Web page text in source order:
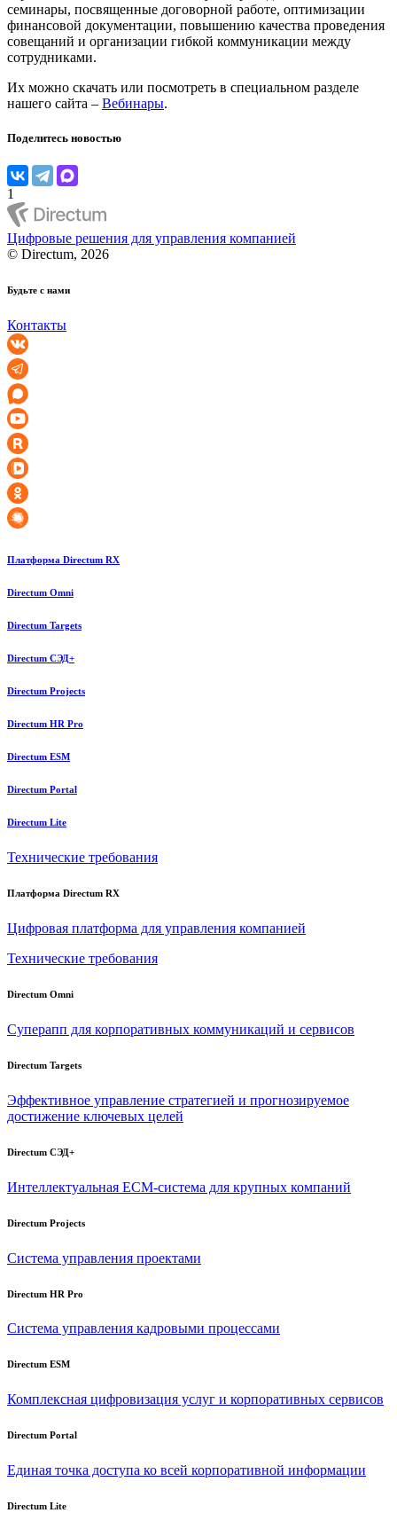
семинары, посвященные договорной работе, оптимизации
финансовой документации, повышению качества проведения
совещаний и организации гибкой коммуникации между
сотрудниками.
Их можно скачать или посмотреть в специальном разделе
нашего сайта – Вебинары.
Поделитесь новостью
1
Цифровые решения для управления компанией
© Directum, 2026
Будьте с нами
Контакты
Платформа Directum RX
Directum Omni
Directum Targets
Directum СЭД+
Directum Projects
Directum HR Pro
Directum ESM
Directum Portal
Directum Lite
Технические требования
Платформа Directum RX
Цифровая платформа для управления компанией
Технические требования
Directum Omni
Суперапп для корпоративных коммуникаций и сервисов
Directum Targets
Эффективное управление стратегией и прогнозируемое
достижение ключевых целей
Directum СЭД+
Интеллектуальная ECM-система для крупных компаний
Directum Projects
Система управления проектами
Directum HR Pro
Система управления кадровыми процессами
Directum ESM
Комплексная цифровизация услуг и корпоративных сервисов
Directum Portal
Единая точка доступа ко всей корпоративной информации
Directum Lite